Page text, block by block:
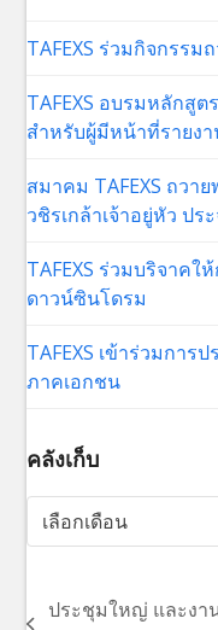
TAFEXS ร่วมกิจกรร
TAFEXS อบรมหลักสูต
สำหรับผู้มีหน้าที่รายง
สมาคม TAFEXS ถวา
วชิรเกล้าเจ้าอยู่หัว ปร
TAFEXS ร่วมบริจาคใ
ดาวน์ซินโดรม
TAFEXS เข้าร่วมการ
ภาคเอกชน
คลังเก็บ
คลัง
เก็บ
ประชุมใหญ่ และงา